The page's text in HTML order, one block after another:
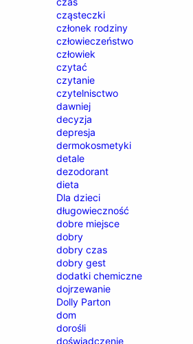
cząsteczki
członek rodziny
człowieczeństwo
człowiek
czytać
czytanie
czytelnisctwo
dawniej
decyzja
depresja
dermokosmetyki
detale
dezodorant
dieta
Dla dzieci
długowieczność
dobre miejsce
dobry
dobry czas
dobry gest
dodatki chemiczne
dojrzewanie
Dolly Parton
dom
dorośli
doświadczenie